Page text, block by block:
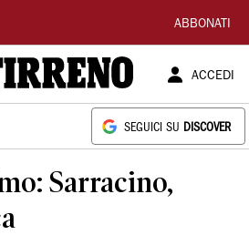
ABBONATI
ACCEDI
SEGUICI SU DISCOVER
Sarracino,